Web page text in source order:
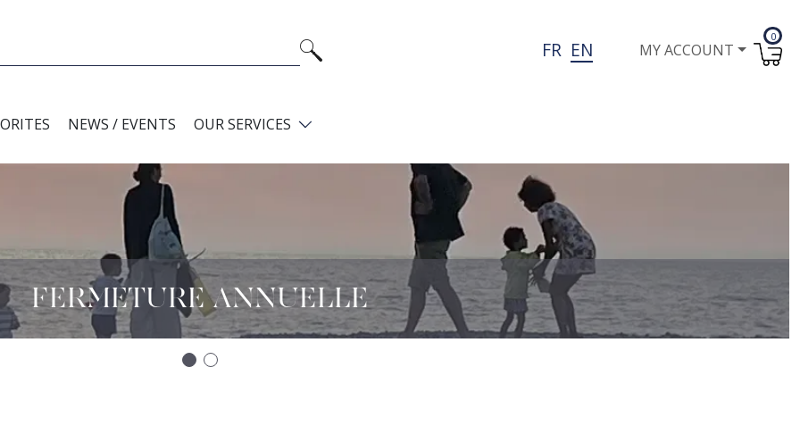
FR EN User account menu
MY ACCOUNT
0
NEWS / EVENTS OUR SERVICES
FERMETURE ANNUELLE